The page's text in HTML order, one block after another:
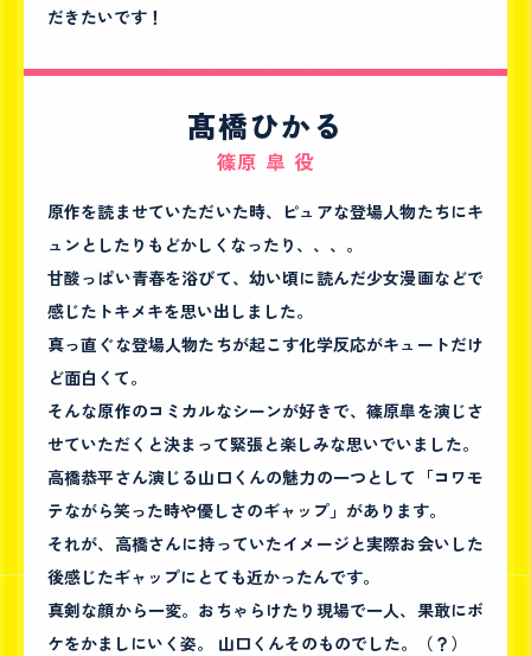
だきたいです！
髙橋ひかる
篠原 皐 役
原作を読ませていただいた時、ピュアな登場人物たちにキ
ュンとしたりもどかしくなったり、、、。
甘酸っぱい青春を浴びて、幼い頃に読んだ少女漫画などで
感じたトキメキを思い出しました。
真っ直ぐな登場人物たちが起こす化学反応がキュートだけ
ど面白くて。
そんな原作のコミカルなシーンが好きで、篠原皐を演じさ
せていただくと決まって緊張と楽しみな思いでいました。
高橋恭平さん演じる山口くんの魅力の一つとして「コワモ
テながら笑った時や優しさのギャップ」があります。
それが、高橋さんに持っていたイメージと実際お会いした
後感じたギャップにとても近かったんです。
真剣な顔から一変。おちゃらけたり現場で一人、果敢にボ
ケをかましにいく姿。 山口くんそのものでした。（？）